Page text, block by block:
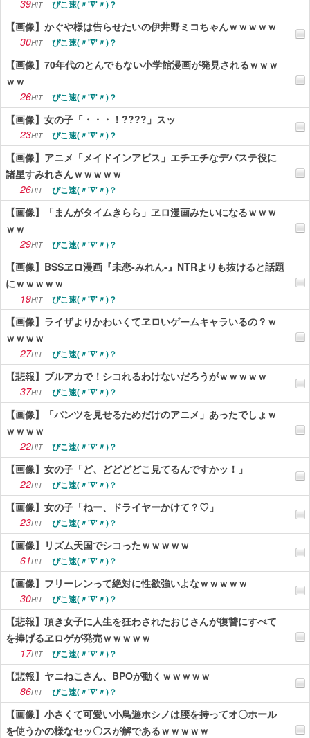
39HIT ぴこ速(〃'∇'〃)？
【画像】かぐや様は告らせたいの伊井野ミコちゃんｗｗｗｗｗ
30HIT ぴこ速(〃'∇'〃)？
【画像】70年代のとんでもない小学館漫画が発見されるｗｗｗ
ｗｗ
26HIT ぴこ速(〃'∇'〃)？
【画像】女の子「・・・！????」スッ
23HIT ぴこ速(〃'∇'〃)？
【画像】アニメ「メイドインアビス」エチエチなデバステ役に
諸星すみれさんｗｗｗｗｗ
26HIT ぴこ速(〃'∇'〃)？
【画像】「まんがタイムきらら」ヱロ漫画みたいになるｗｗｗ
ｗｗ
29HIT ぴこ速(〃'∇'〃)？
【画像】BSSヱロ漫画『未恋-みれん-』NTRよりも抜けると話題
にｗｗｗｗｗ
19HIT ぴこ速(〃'∇'〃)？
【画像】ライザよりかわいくてヱロいゲームキャラいるの？ｗ
ｗｗｗｗ
27HIT ぴこ速(〃'∇'〃)？
【悲報】ブルアカで！シコれるわけないだろうがｗｗｗｗｗ
37HIT ぴこ速(〃'∇'〃)？
【画像】「パンツを見せるためだけのアニメ」あったでしょｗ
ｗｗｗｗ
22HIT ぴこ速(〃'∇'〃)？
【画像】女の子「ど、どどどどこ見てるんですかッ！」
22HIT ぴこ速(〃'∇'〃)？
【画像】女の子「ねー、ドライヤーかけて？♡」
23HIT ぴこ速(〃'∇'〃)？
【画像】リズム天国でシコったｗｗｗｗｗ
61HIT ぴこ速(〃'∇'〃)？
【画像】フリーレンって絶対に性欲強いよなｗｗｗｗｗ
30HIT ぴこ速(〃'∇'〃)？
【悲報】頂き女子に人生を狂わされたおじさんが復讐にすべて
を捧げるヱロゲが発売ｗｗｗｗｗ
17HIT ぴこ速(〃'∇'〃)？
【悲報】ヤニねこさん、BPOが動くｗｗｗｗｗ
86HIT ぴこ速(〃'∇'〃)？
【画像】小さくて可愛い小鳥遊ホシノは腰を持ってオ〇ホール
を使うかの様なセッ〇スが解であるｗｗｗｗｗ